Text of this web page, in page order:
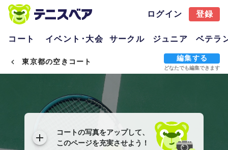
ログイン 登録
コート イベント･大会 サークル ジュニア ベテラ
東京都の空きコート 編集する
どなたでも編集できます
コートの写真をアップして、
このページを充実させよう！